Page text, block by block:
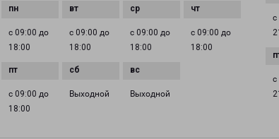
с 09:00 до
18:00
с 09:00 до
18:00
с 09:00 до
18:00
с 09:00 до
18:00
с 09:00 до
18:00
Выходной Выходной
с
с